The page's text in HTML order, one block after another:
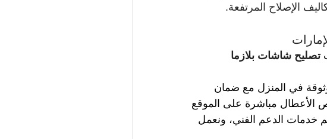
تصليح شاشات بلازما
في المنزل مع ضمان
الأعطال مباشرة على الموقع
خدمات الدعم الفني، ونعمل